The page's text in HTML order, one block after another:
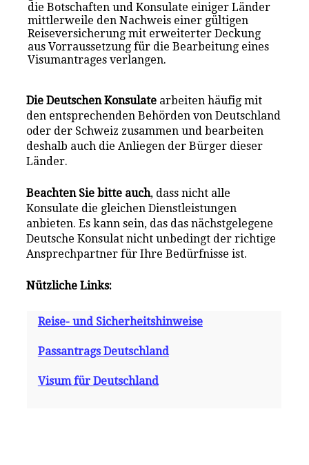
die Botschaften und Konsulate einiger Länder
mittlerweile den Nachweis einer gültigen
Reiseversicherung mit erweiterter Deckung
aus Vorraussetzung für die Bearbeitung eines
Visumantrages verlangen.
Die Deutschen Konsulate arbeiten häufig mit
den entsprechenden Behörden von Deutschland
oder der Schweiz zusammen und bearbeiten
deshalb auch die Anliegen der Bürger dieser
Länder.
Beachten Sie bitte auch, dass nicht alle
Konsulate die gleichen Dienstleistungen
anbieten. Es kann sein, das das nächstgelegene
Deutsche Konsulat nicht unbedingt der richtige
Ansprechpartner für Ihre Bedürfnisse ist.
Nützliche Links:
Reise- und Sicherheitshinweise
Passantrags Deutschland
Visum für Deutschland